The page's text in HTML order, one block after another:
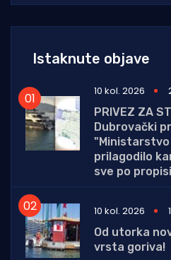
Istaknute objave
10 kol. 2026
PRIVEZ ZA
Dubrovački
"Ministarstvo
prilagodilo
sve po
10 kol. 2026
Od utorka
vrsta goriva!